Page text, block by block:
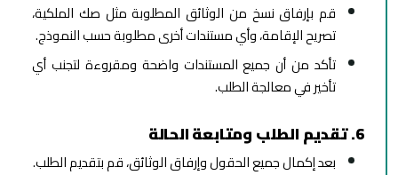
قم بإرفاق نسخ من الوثائق المطلوبة مثل صك الملكية،
تصريح الإقامة، وأي مستندات أخرى مطلوبة حسب النموذج.
تأكد من أن جميع المستندات واضحة ومقروءة لتجنب أي
تأخير في معالجة الطلب.
6. تقديم الطلب ومتابعة الحالة
بعد إكمال جميع الحقول وإرفاق الوثائق، قم بتقديم الطلب.